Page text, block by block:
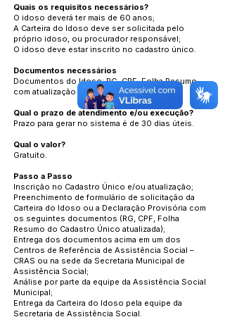
Quais os requisitos necessários?
O idoso deverá ter mais de 60 anos;
A Carteira do Idoso deve ser solicitada pelo
próprio idoso, ou procurador responsável;
O idoso deve estar inscrito no cadastro único.
Documentos necessários
Documentos do Idoso: RG, CPF, Folha Resumo
com atualização do Cadastro Único.
Qual o prazo de atendimento e/ou execução?
Prazo para gerar no sistema é de 30 dias úteis.
Qual o valor?
Gratuito.
Passo a Passo
Inscrição no Cadastro Único e/ou atualização;
Preenchimento de formulário de solicitação da
Carteira do Idoso ou a Declaração Provisória com
os seguintes documentos (RG, CPF, Folha
Resumo do Cadastro Único atualizada);
Entrega dos documentos acima em um dos
Centros de Referência de Assistência Social –
CRAS ou na sede da Secretaria Municipal de
Assistência Social;
Análise por parte da equipe da Assistência Social
Municipal;
Entrega da Carteira do Idoso pela equipe da
Secretaria de Assistência Social.